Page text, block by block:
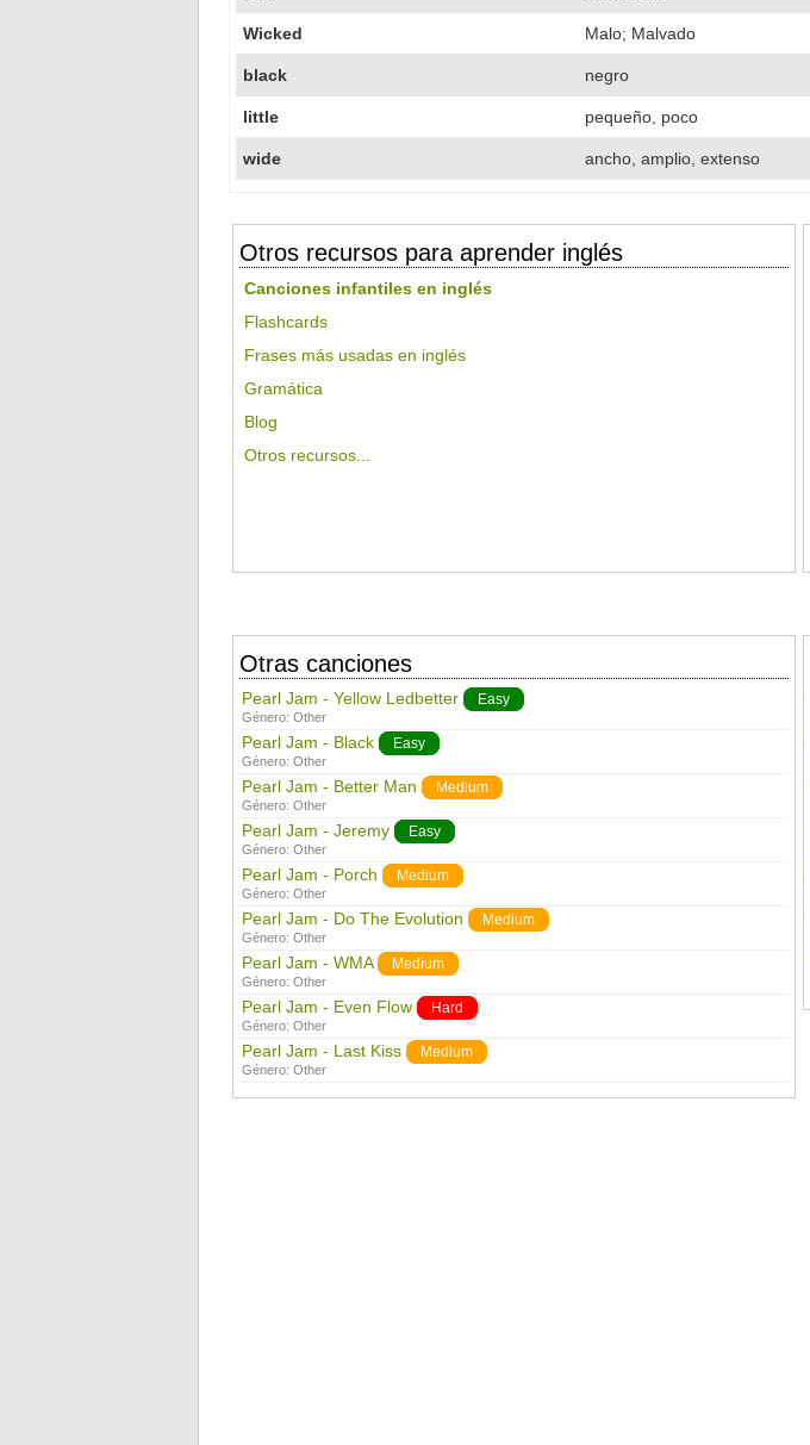
Wicked Malo; Malvado
black negro
little pequeño, poco
wide ancho, amplio, extenso
Otros recursos para aprender inglés
Canciones infantiles en inglés
Flashcards
Frases más usadas en inglés
Gramática
Blog
Otros recursos...
Otras canciones
Pearl Jam - Yellow Ledbetter Easy
Género: Other
Pearl Jam - Black Easy
Género: Other
Pearl Jam - Better Man Medium
Género: Other
Pearl Jam - Jeremy Easy
Género: Other
Pearl Jam - Porch Medium
Género: Other
Pearl Jam - Do The Evolution Medium
Género: Other
Pearl Jam - WMA Medium
Género: Other
Pearl Jam - Even Flow Hard
Género: Other
Pearl Jam - Last Kiss Medium
Género: Other